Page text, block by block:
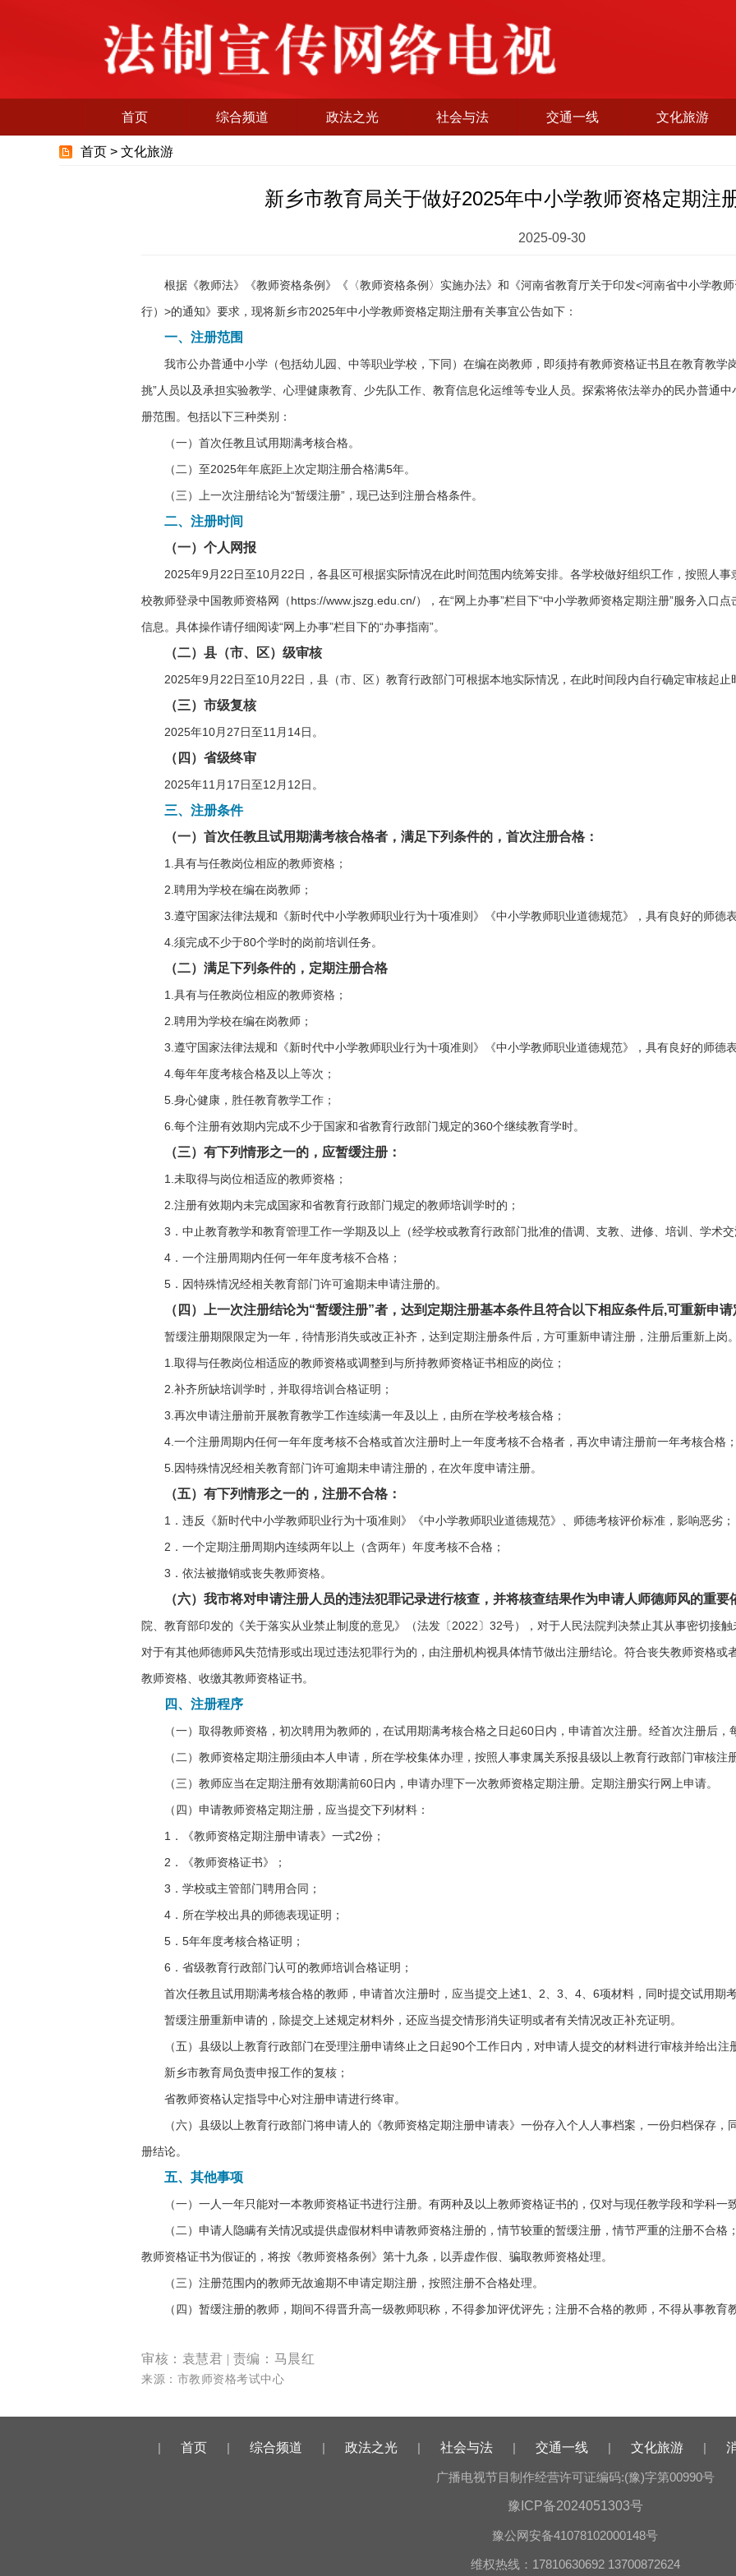
首页 综合频道 政法之光 社会与法 交通一线 文化旅游
首页 > 文化旅游
新乡市教育局关于做好2025年中小学教师资格定期注
2025-09-30
根据《教师法》《教师资格条例》《〈教师资格条例〉实施办法》和《河南省教育厅关于印发<河南省中小学教
行）>的通知》要求，现将新乡市2025年中小学教师资格定期注册有关事宜公告如下：
一、注册范围
我市公办普通中小学（包括幼儿园、中等职业学校，下同）在编在岗教师，即须持有教师资格证书且在教育教学
挑”人员以及承担实验教学、心理健康教育、少先队工作、教育信息化运维等专业人员。探索将依法举办的民办普通
册范围。包括以下三种类别：
（一）首次任教且试用期满考核合格。
（二）至2025年年底距上次定期注册合格满5年。
（三）上一次注册结论为“暂缓注册”，现已达到注册合格条件。
二、注册时间
（一）个人网报
2025年9月22日至10月22日，各县区可根据实际情况在此时间范围内统筹安排。各学校做好组织工作，按照人
校教师登录中国教师资格网（https://www.jszg.edu.cn/），在“网上办事”栏目下“中小学教师资格定期注册”服务入口点
信息。具体操作请仔细阅读“网上办事”栏目下的“办事指南”。
（二）县（市、区）级审核
2025年9月22日至10月22日，县（市、区）教育行政部门可根据本地实际情况，在此时间段内自行确定审核起止
（三）市级复核
2025年10月27日至11月14日。
（四）省级终审
2025年11月17日至12月12日。
三、注册条件
（一）首次任教且试用期满考核合格者，满足下列条件的，首次注册合格：
1.具有与任教岗位相应的教师资格；
2.聘用为学校在编在岗教师；
3.遵守国家法律法规和《新时代中小学教师职业行为十项准则》《中小学教师职业道德规范》，具有良好的师德表
4.须完成不少于80个学时的岗前培训任务。
（二）满足下列条件的，定期注册合格
1.具有与任教岗位相应的教师资格；
2.聘用为学校在编在岗教师；
3.遵守国家法律法规和《新时代中小学教师职业行为十项准则》《中小学教师职业道德规范》，具有良好的师德表
4.每年年度考核合格及以上等次；
5.身心健康，胜任教育教学工作；
6.每个注册有效期内完成不少于国家和省教育行政部门规定的360个继续教育学时。
（三）有下列情形之一的，应暂缓注册：
1.未取得与岗位相适应的教师资格；
2.注册有效期内未完成国家和省教育行政部门规定的教师培训学时的；
3．中止教育教学和教育管理工作一学期及以上（经学校或教育行政部门批准的借调、支教、进修、培训、学术
4．一个注册周期内任何一年年度考核不合格；
5．因特殊情况经相关教育部门许可逾期未申请注册的。
（四）上一次注册结论为“暂缓注册”者，达到定期注册基本条件且符合以下相应条件后,可重新申请
暂缓注册期限限定为一年，待情形消失或改正补齐，达到定期注册条件后，方可重新申请注册，注册后重新上岗。
1.取得与任教岗位相适应的教师资格或调整到与所持教师资格证书相应的岗位；
2.补齐所缺培训学时，并取得培训合格证明；
3.再次申请注册前开展教育教学工作连续满一年及以上，由所在学校考核合格；
4.一个注册周期内任何一年年度考核不合格或首次注册时上一年度考核不合格者，再次申请注册前一年考核合格；
5.因特殊情况经相关教育部门许可逾期未申请注册的，在次年度申请注册。
（五）有下列情形之一的，注册不合格：
1．违反《新时代中小学教师职业行为十项准则》《中小学教师职业道德规范》、师德考核评价标准，影响恶劣；
2．一个定期注册周期内连续两年以上（含两年）年度考核不合格；
3．依法被撤销或丧失教师资格。
（六）我市将对申请注册人员的违法犯罪记录进行核查，并将核查结果作为申请人师德师风的重要
院、教育部印发的《关于落实从业禁止制度的意见》（法发〔2022〕32号），对于人民法院判决禁止其从事密切接触
对于有其他师德师风失范情形或出现过违法犯罪行为的，由注册机构视具体情节做出注册结论。符合丧失教师资格或
教师资格、收缴其教师资格证书。
四、注册程序
（一）取得教师资格，初次聘用为教师的，在试用期满考核合格之日起60日内，申请首次注册。经首次注册后，
（二）教师资格定期注册须由本人申请，所在学校集体办理，按照人事隶属关系报县级以上教育行政部门审核注册
（三）教师应当在定期注册有效期满前60日内，申请办理下一次教师资格定期注册。定期注册实行网上申请。
（四）申请教师资格定期注册，应当提交下列材料：
1．《教师资格定期注册申请表》一式2份；
2．《教师资格证书》；
3．学校或主管部门聘用合同；
4．所在学校出具的师德表现证明；
5．5年年度考核合格证明；
6．省级教育行政部门认可的教师培训合格证明；
首次任教且试用期满考核合格的教师，申请首次注册时，应当提交上述1、2、3、4、6项材料，同时提交试用期考
暂缓注册重新申请的，除提交上述规定材料外，还应当提交情形消失证明或者有关情况改正补充证明。
（五）县级以上教育行政部门在受理注册申请终止之日起90个工作日内，对申请人提交的材料进行审核并给出注
新乡市教育局负责申报工作的复核；
省教师资格认定指导中心对注册申请进行终审。
（六）县级以上教育行政部门将申请人的《教师资格定期注册申请表》一份存入个人人事档案，一份归档保存
册结论。
五、其他事项
（一）一人一年只能对一本教师资格证书进行注册。有两种及以上教师资格证书的，仅对与现任教学段和学科一
（二）申请人隐瞒有关情况或提供虚假材料申请教师资格注册的，情节较重的暂缓注册，情节严重的注册不合
教师资格证书为假证的，将按《教师资格条例》第十九条，以弄虚作假、骗取教师资格处理。
（三）注册范围内的教师无故逾期不申请定期注册，按照注册不合格处理。
（四）暂缓注册的教师，期间不得晋升高一级教师职称，不得参加评优评先；注册不合格的教师，不得从事教育
审核：袁慧君 | 责编：马晨红
来源：市教师资格考试中心
| 首页 | 综合频道 | 政法之光 | 社会与法 | 交通一线 | 文化旅游 |
广播电视节目制作经营许可证编码:(豫)字第00990号
豫ICP备2024051303号
豫公网安备41078102000148号
维权热线：17810630692 13700872624